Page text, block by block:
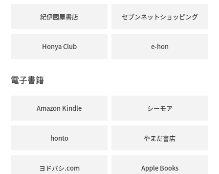
紀伊國屋書店 セブンネットショッピング
Honya Club e-hon
電子書籍
Amazon Kindle シーモア
honto やまだ書店
ヨドバシ.com Apple Books